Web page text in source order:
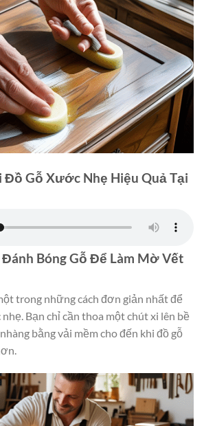
Đồ Gỗ Xước Nhẹ Hiệu Quả Tại
Đánh Bóng Gỗ Để Làm Mờ Vết
trong những cách đơn giản nhất để
Bạn chỉ cần thoa một chút xi lên bề
bằng vải mềm cho đến khi đồ gỗ